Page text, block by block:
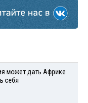
может дать Африке
себя